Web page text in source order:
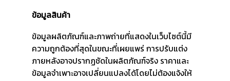
ข้อมูลสินค้า
ข้อมูลผลิตภัณฑ์และภาพถ่ายที่แสดงในเว็บไซต์นี้มี
ความถูกต้องที่สุดในขณะที่เผยแพร่ การปรับแต่ง
ภายหลังอาจปรากฏชัดในผลิตภัณฑ์จริง ราคาและ
ข้อมูลจำเพาะอาจเปลี่ยนแปลงได้โดยไม่ต้องแจ้งให้